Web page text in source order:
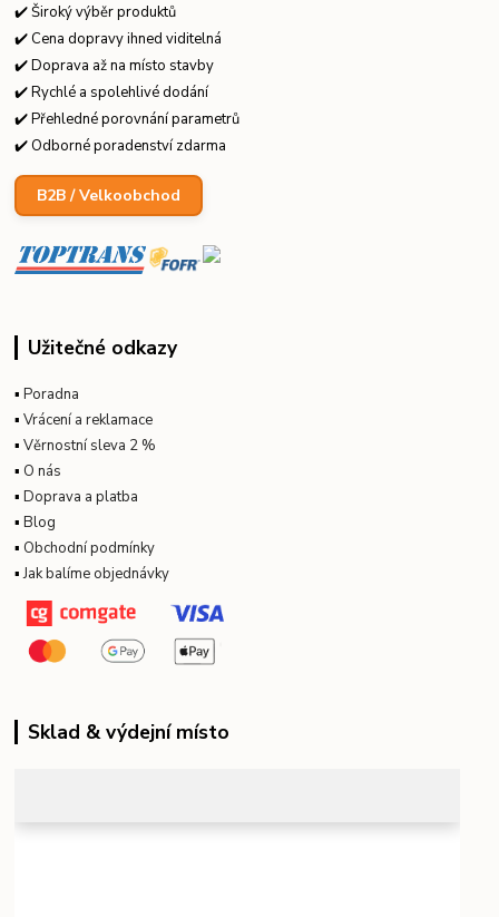
✔️ Široký výběr produktů
✔️ Cena dopravy ihned viditelná
✔️ Doprava až na místo stavby
✔️ Rychlé a spolehlivé dodání
✔️ Přehledné porovnání parametrů
✔️ Odborné poradenství zdarma
B2B / Velkoobchod
Užitečné odkazy
▪Poradna
▪Vrácení a reklamace
▪Věrnostní sleva 2 %
▪ O nás
▪Doprava a platba
▪Blog
▪ Obchodní podmínky
▪Jak balíme objednávky
Sklad & výdejní místo